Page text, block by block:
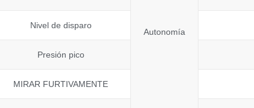
Autonomía
Nivel de disparo
Presión pico
MIRAR FURTIVAMENTE